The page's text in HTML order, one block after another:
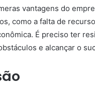
vantagens do
como a falta de
É preciso ter
e alcançar o